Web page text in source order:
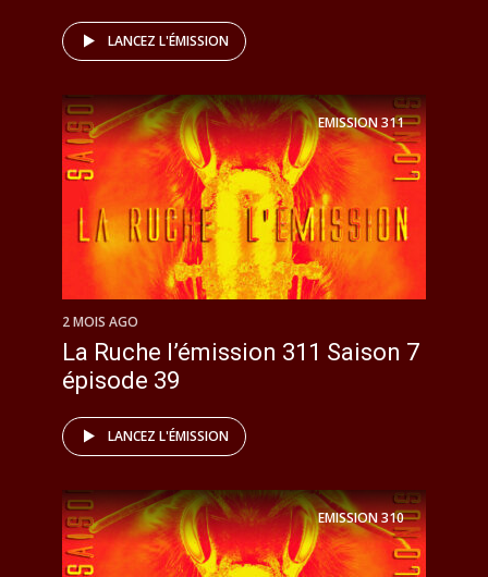
LANCEZ L'ÉMISSION
EMISSION311
2 MOIS AGO
La Ruche l’émission 311 Saison 7
épisode 39
LANCEZ L'ÉMISSION
EMISSION310